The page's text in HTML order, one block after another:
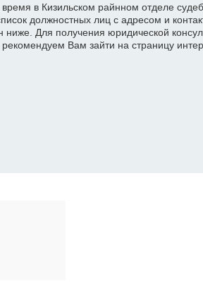
в Кизильском райнном отделе
должностных лиц с адресом и
ниже. Для получения юридической
Вам зайти на страницу